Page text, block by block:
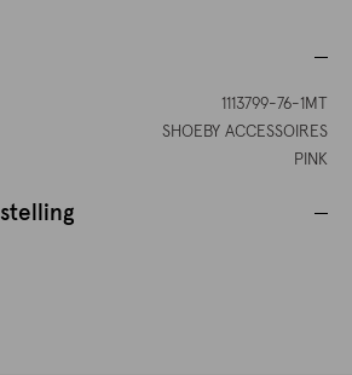
1113799-76-1MT
SHOEBY ACCESSOIRES
PINK